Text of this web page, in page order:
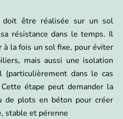
doit être réalisée sur un sol
résistance dans le temps. Il
la fois un sol fixe, pour éviter
mais aussi une isolation
(particulièrement dans le cas
étape peut demander la
de plots en béton pour créer
stable et pérenne